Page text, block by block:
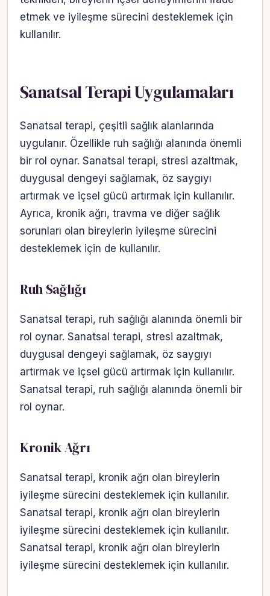
etmek ve iyileşme sürecini desteklemek için
kullanılır.
Sanatsal Terapi Uygulamaları
Sanatsal terapi, çeşitli sağlık alanlarında
uygulanır. Özellikle ruh sağlığı alanında önemli
bir rol oynar. Sanatsal terapi, stresi azaltmak,
duygusal dengeyi sağlamak, öz saygıyı
artırmak ve içsel gücü artırmak için kullanılır.
Ayrıca, kronik ağrı, travma ve diğer sağlık
sorunları olan bireylerin iyileşme sürecini
desteklemek için de kullanılır.
Ruh Sağlığı
Sanatsal terapi, ruh sağlığı alanında önemli bir
rol oynar. Sanatsal terapi, stresi azaltmak,
duygusal dengeyi sağlamak, öz saygıyı
artırmak ve içsel gücü artırmak için kullanılır.
Sanatsal terapi, ruh sağlığı alanında önemli bir
rol oynar.
Kronik Ağrı
Sanatsal terapi, kronik ağrı olan bireylerin
iyileşme sürecini desteklemek için kullanılır.
Sanatsal terapi, kronik ağrı olan bireylerin
iyileşme sürecini desteklemek için kullanılır.
Sanatsal terapi, kronik ağrı olan bireylerin
iyileşme sürecini desteklemek için kullanılır.